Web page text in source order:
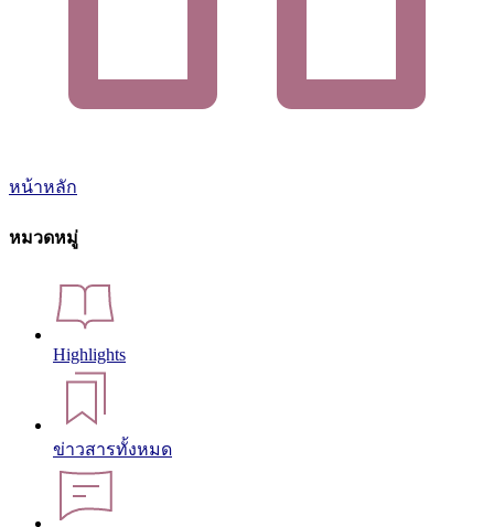
หน้าหลัก
หมวดหมู่
Highlights
ข่าวสารทั้งหมด